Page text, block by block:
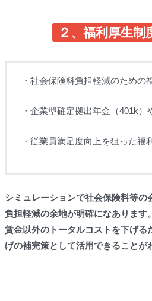
２、福利厚生制
・社会保険料負担軽減のための
・企業型確定拠出年金（401k
・従業員満足度向上を狙った福
シミュレーションで社会保険料等の
負担軽減の余地が明確になあります。
賃金以外のトータルコストを下げる
げの補完策として活用できることが